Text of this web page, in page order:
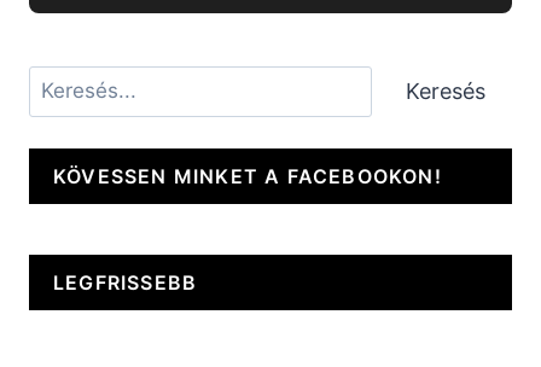
Keresés Keresés
KÖVESSEN MINKET A FACEBOOKON!
LEGFRISSEBB